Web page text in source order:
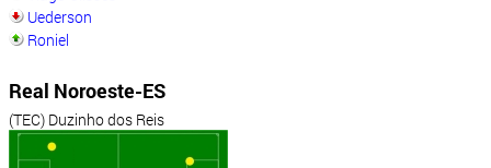
Uederson
Roniel
Real Noroeste-ES
(TEC) Duzinho dos Reis